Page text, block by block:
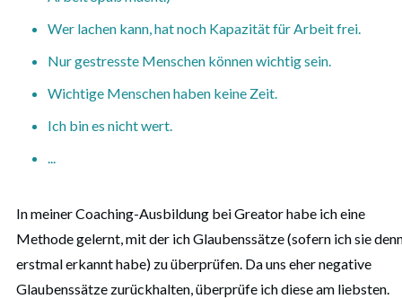
Wer lachen kann, hat noch Kapazität für Arbeit frei.
Nur gestresste Menschen können wichtig sein.
Wichtige Menschen haben keine Zeit.
Ich bin es nicht wert.
...
In meiner Coaching-Ausbildung bei Greator habe ich eine
Methode gelernt, mit der ich Glaubenssätze (sofern ich sie
erstmal erkannt habe) zu überprüfen. Da uns eher negative
Glaubenssätze zurückhalten, überprüfe ich diese am liebsten.